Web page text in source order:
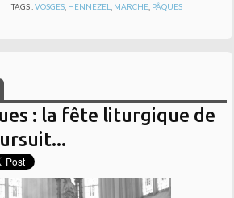
TAGS :VOSGES HENNEZEL MARCHE PÂQUES
: la fête liturgique de